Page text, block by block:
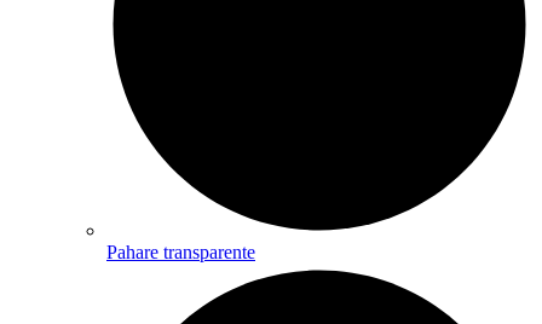
Pahare transparente